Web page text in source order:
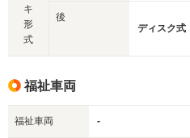
キ
形
式
後
ディスク式
福祉車両
福祉車両 -